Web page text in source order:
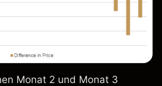
Monat 2 und Monat 3